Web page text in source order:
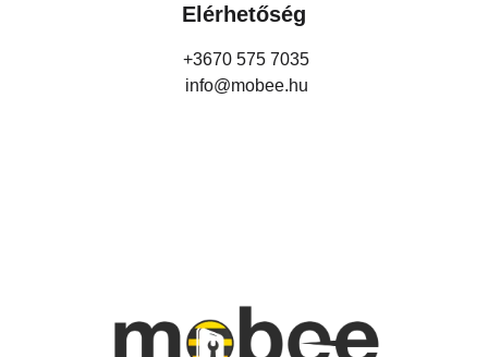
Elérhetőség
+3670 575 7035
info@mobee.hu